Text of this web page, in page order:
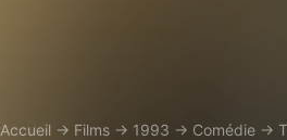
Accueil → Films → 1993 → Comédie →